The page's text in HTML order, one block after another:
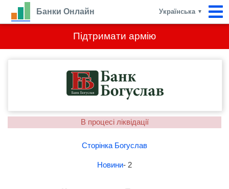
Підтримати армію
Банки Онлайн Українська ▼
В процесі ліквідації
Сторінка Богуслав
Новини- 2